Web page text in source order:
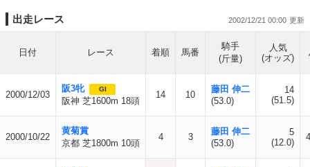
出走レース 2002/12/21 00:00
日付 レース 着順 馬番
騎手
(斤量)
人気
(オッズ)
2000/12/03
阪3牝 GI
阪神 芝1600m 18頭
14 10
藤田 伸二
(53.0)
14
(51.5)
2000/10/22
黄菊賞
京都 芝1800m 10頭
4 3
藤田 伸二
(53.0)
5
(12.0)